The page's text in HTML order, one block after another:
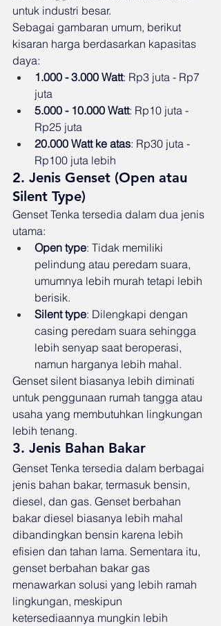
untuk industri besar.
Sebagai gambaran umum, berikut
kisaran harga berdasarkan kapasitas
daya:
1.000 - 3.000 Watt: Rp3 juta - Rp7
juta
5.000 - 10.000 Watt: Rp10 juta -
Rp25 juta
20.000 Watt ke atas: Rp30 juta -
Rp100 juta lebih
2. Jenis Genset (Open atau
Silent Type)
Genset Tenka tersedia dalam dua jenis
utama:
Open type: Tidak memiliki
pelindung atau peredam suara,
umumnya lebih murah tetapi lebih
berisik.
Silent type: Dilengkapi dengan
casing peredam suara sehingga
lebih senyap saat beroperasi,
namun harganya lebih mahal.
Genset silent biasanya lebih diminati
untuk penggunaan rumah tangga atau
usaha yang membutuhkan lingkungan
lebih tenang.
3. Jenis Bahan Bakar
Genset Tenka tersedia dalam berbagai
jenis bahan bakar, termasuk bensin,
diesel, dan gas. Genset berbahan
bakar diesel biasanya lebih mahal
dibandingkan bensin karena lebih
efisien dan tahan lama. Sementara itu,
genset berbahan bakar gas
menawarkan solusi yang lebih ramah
lingkungan, meskipun
ketersediaannya mungkin lebih